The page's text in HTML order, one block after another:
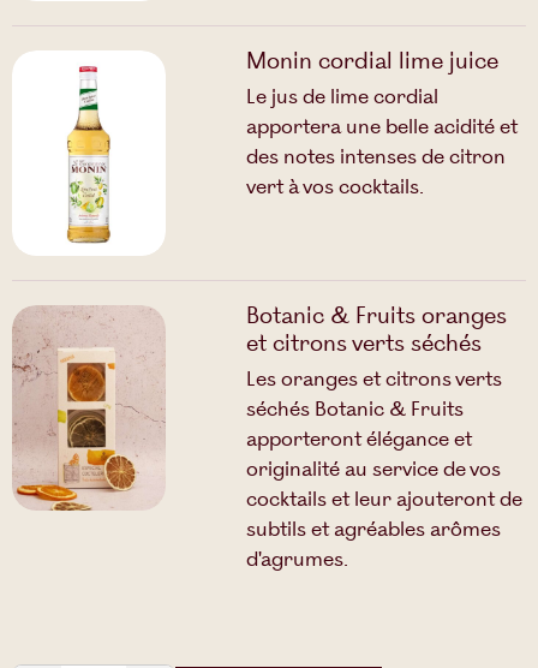
Monin cordial lime juice
Le jus de lime cordial
apportera une belle acidité et
des notes intenses de citron
vert à vos cocktails.
Botanic & Fruits oranges
et citrons verts séchés
Les oranges et citrons verts
séchés Botanic & Fruits
apporteront élégance et
originalité au service de vos
cocktails et leur ajouteront de
subtils et agréables arômes
d'agrumes.